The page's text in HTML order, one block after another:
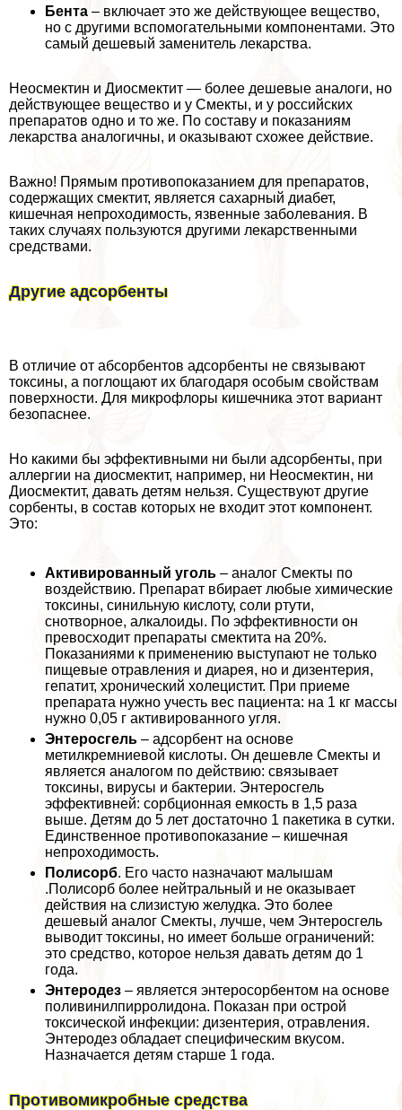
Бента – включает это же действующее вещество,
но с другими вспомогательными компонентами. Это
самый дешевый заменитель лекарства.
Неосмектин и Диосмектит — более дешевые аналоги, но
действующее вещество и у Смекты, и у российских
препаратов одно и то же. По составу и показаниям
лекарства аналогичны, и оказывают схожее действие.
Важно! Прямым противопоказанием для препаратов,
содержащих смектит, является сахарный диабет,
кишечная непроходимость, язвенные заболевания. В
таких случаях пользуются другими лекарственными
средствами.
Другие адсорбенты
В отличие от абсорбентов адсорбенты не связывают
токсины, а поглощают их благодаря особым свойствам
поверхности. Для микрофлоры кишечника этот вариант
безопаснее.
Но какими бы эффективными ни были адсорбенты, при
аллергии на диосмектит, например, ни Неосмектин, ни
Диосмектит, давать детям нельзя. Существуют другие
сорбенты, в состав которых не входит этот компонент.
Это:
Активированный уголь – аналог Смекты по
воздействию. Препарат вбирает любые химические
токсины, синильную кислоту, соли ртути,
снотворное, алкалоиды. По эффективности он
превосходит препараты смектита на 20%.
Показаниями к применению выступают не только
пищевые отравления и диарея, но и дизентерия,
гепатит, хронический холецистит. При приеме
препарата нужно учесть вес пациента: на 1 кг массы
нужно 0,05 г активированного угля.
Энтеросгель – адсорбент на основе
метилкремниевой кислоты. Он дешевле Смекты и
является аналогом по действию: связывает
токсины, вирусы и бактерии. Энтеросгель
эффективней: сорбционная емкость в 1,5 раза
выше. Детям до 5 лет достаточно 1 пакетика в сутки.
Единственное противопоказание – кишечная
непроходимость.
Полисорб. Его часто назначают малышам
.Полисорб более нейтральный и не оказывает
действия на слизистую желудка. Это более
дешевый аналог Смекты, лучше, чем Энтеросгель
выводит токсины, но имеет больше ограничений:
это средство, которое нельзя давать детям до 1
года.
Энтеродез – является энтеросорбентом на основе
поливинилпирролидона. Показан при острой
токсической инфекции: дизентерия, отравления.
Энтеродез обладает специфическим вкусом.
Назначается детям старше 1 года.
Противомикробные средства